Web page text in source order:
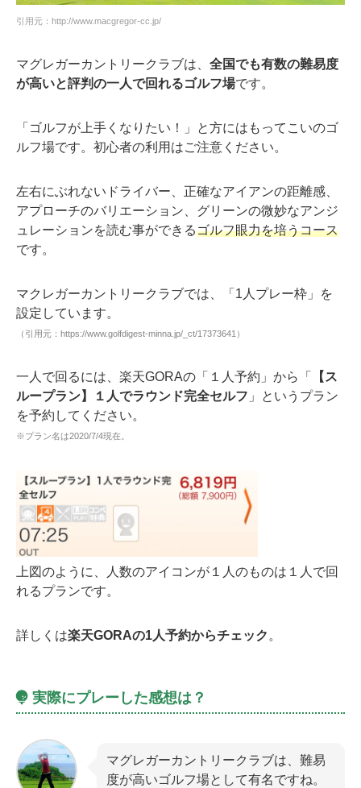
引用元：http://www.macgregor-cc.jp/
マグレガーカントリークラブは、 全国でも有数の難易度
が高いと評判の一人で回れるゴルフ場です。
「ゴルフが上手くなりたい！」と方にはもってこいのゴ
ルフ場です。初心者の利用はご注意ください。
左右にぶれないドライバー、正確なアイアンの距離感、
アプローチのバリエーション、グリーンの微妙なアンジ
ュレーションを読む事ができるゴルフ眼力を培うコース
です。
マクレガーカントリークラブでは、「1人プレー枠」を
設定しています。
（引用元：https://www.golfdigest-minna.jp/_ct/17373641）
一人で回るには、楽天GORAの「１人予約」から「
【ス
ループラン】１人でラウンド完全セルフ 」というプラン
を予約してください。
※プラン名は2020/7/4現在。
上図のように、人数のアイコンが１人のものは１人で回
れるプランです。
詳しくは楽天GORAの1人予約からチェック 。
実際にプレーした感想は？
マグレガーカントリークラブは、難易
度が高いゴルフ場として有名ですね。